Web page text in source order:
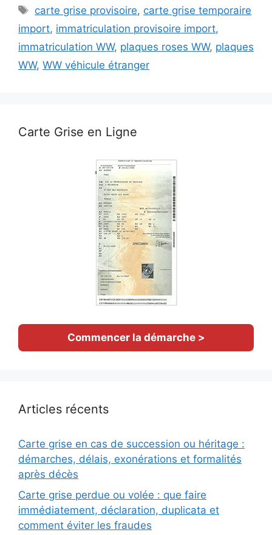
Étiquettes
carte grise provisoire, carte grise temporaire
import, immatriculation provisoire import,
immatriculation WW, plaques roses WW, plaques
WW, WW véhicule étranger
Carte Grise en Ligne
Commencer la démarche >
Articles récents
Carte grise en cas de succession ou héritage :
démarches, délais, exonérations et formalités
après décès
Carte grise perdue ou volée : que faire
immédiatement, déclaration, duplicata et
comment éviter les fraudes